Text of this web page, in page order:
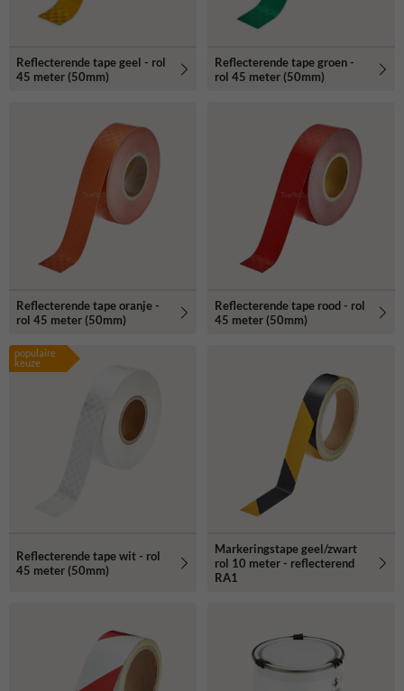
Reflecterende tape geel - rol
45 meter (50mm)
Reflecterende tape groen -
rol 45 meter (50mm)
Reflecterende tape oranje -
rol 45 meter (50mm)
Reflecterende tape rood - rol
45 meter (50mm)
populaire
keuze
Reflecterende tape wit - rol
45 meter (50mm)
Markeringstape geel/zwart
rol 10 meter - reflecterend
RA1